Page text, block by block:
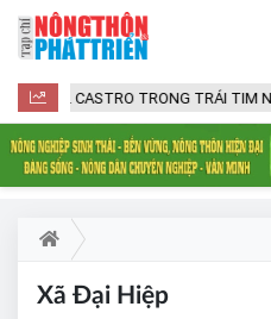
FIDEL CASTRO TRONG TRÁI TIM
Xã Đại Hiệp